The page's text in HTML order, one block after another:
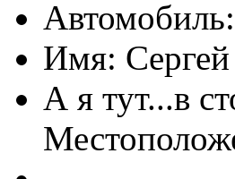
Имя: Сергей
А я тут...в